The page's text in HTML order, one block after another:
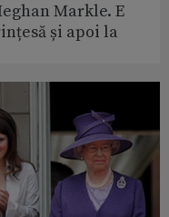
Markle. E
și apoi la